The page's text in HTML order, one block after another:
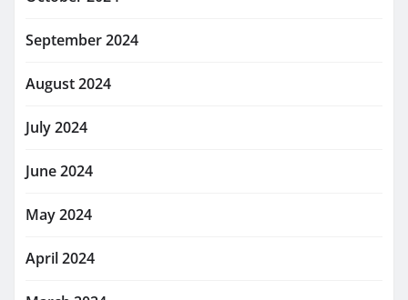
September 2024
August 2024
July 2024
June 2024
May 2024
April 2024